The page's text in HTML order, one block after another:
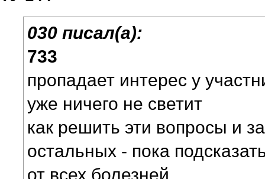
030 писал(а):
733
пропадает интерес у
уже ничего не светит
как решить эти вопросы и
остальных - пока
от всех болезней